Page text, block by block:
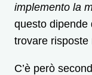
implemento la
questo dipende
trovare risposte
C’è però